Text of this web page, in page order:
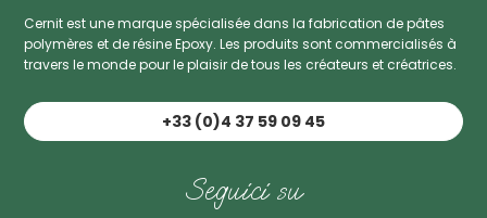
Cernit est une marque spécialisée dans la fabrication de pâtes
polymères et de résine Epoxy. Les produits sont commercialisés à
travers le monde pour le plaisir de tous les créateurs et créatrices.
+33 (0)4 37 59 09 45
Seguici su